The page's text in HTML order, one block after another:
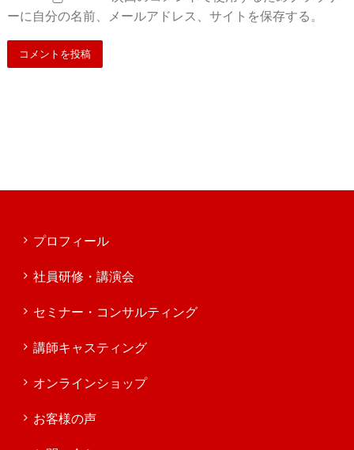
ーに自分の名前、メールアドレス、サイトを保存する。
プロフィール
社員研修・講演会
セミナー・コンサルティング
講師キャスティング
オンラインショップ
お客様の声